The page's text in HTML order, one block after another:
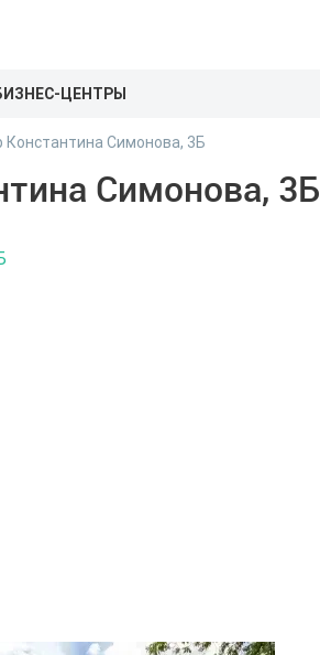
ЦЕНТРЫ
Константина Симонова, 3Б
Симонова, 3Б